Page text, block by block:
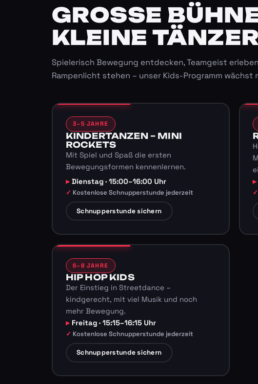
GROSSE BÜHNE
LEINE
Spielerisch Bewegung entdecken, Teamgeist
Rampenlicht stehen – unser Kids-Programm wächst
3–5 JAHRE
KINDERTANZEN – MINI
ROCKETS
Mit Spiel und Spaß die ersten
Bewegungsformen kennenlernen.
Dienstag · 15:00–16:00 Uhr
Kostenlose Schnupperstunde jederzeit
Schnupperstunde sichern
6–8 JAHRE
HIP HOP KIDS
Der Einstieg in Streetdance –
kindgerecht, mit viel Musik und noch
mehr Bewegung.
Freitag · 15:15–16:15 Uhr
Kostenlose Schnupperstunde jederzeit
Schnupperstunde sichern